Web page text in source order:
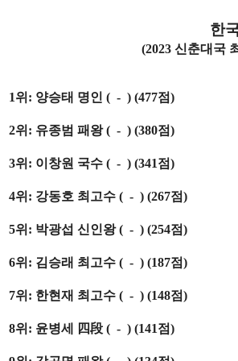
한
(2023 신춘대국
1위: 양승태 명인 ( - ) (477점)
2위: 유종범 패왕 ( - ) (380점)
3위: 이창원 국수 ( - ) (341점)
4위: 강동호 최고수 ( - ) (267점)
5위: 박광섭 신인왕 ( - ) (254점)
6위: 김승래 최고수 ( - ) (187점)
7위: 한현재 최고수 ( - ) (148점)
8위: 윤병세 四段 ( - ) (141점)